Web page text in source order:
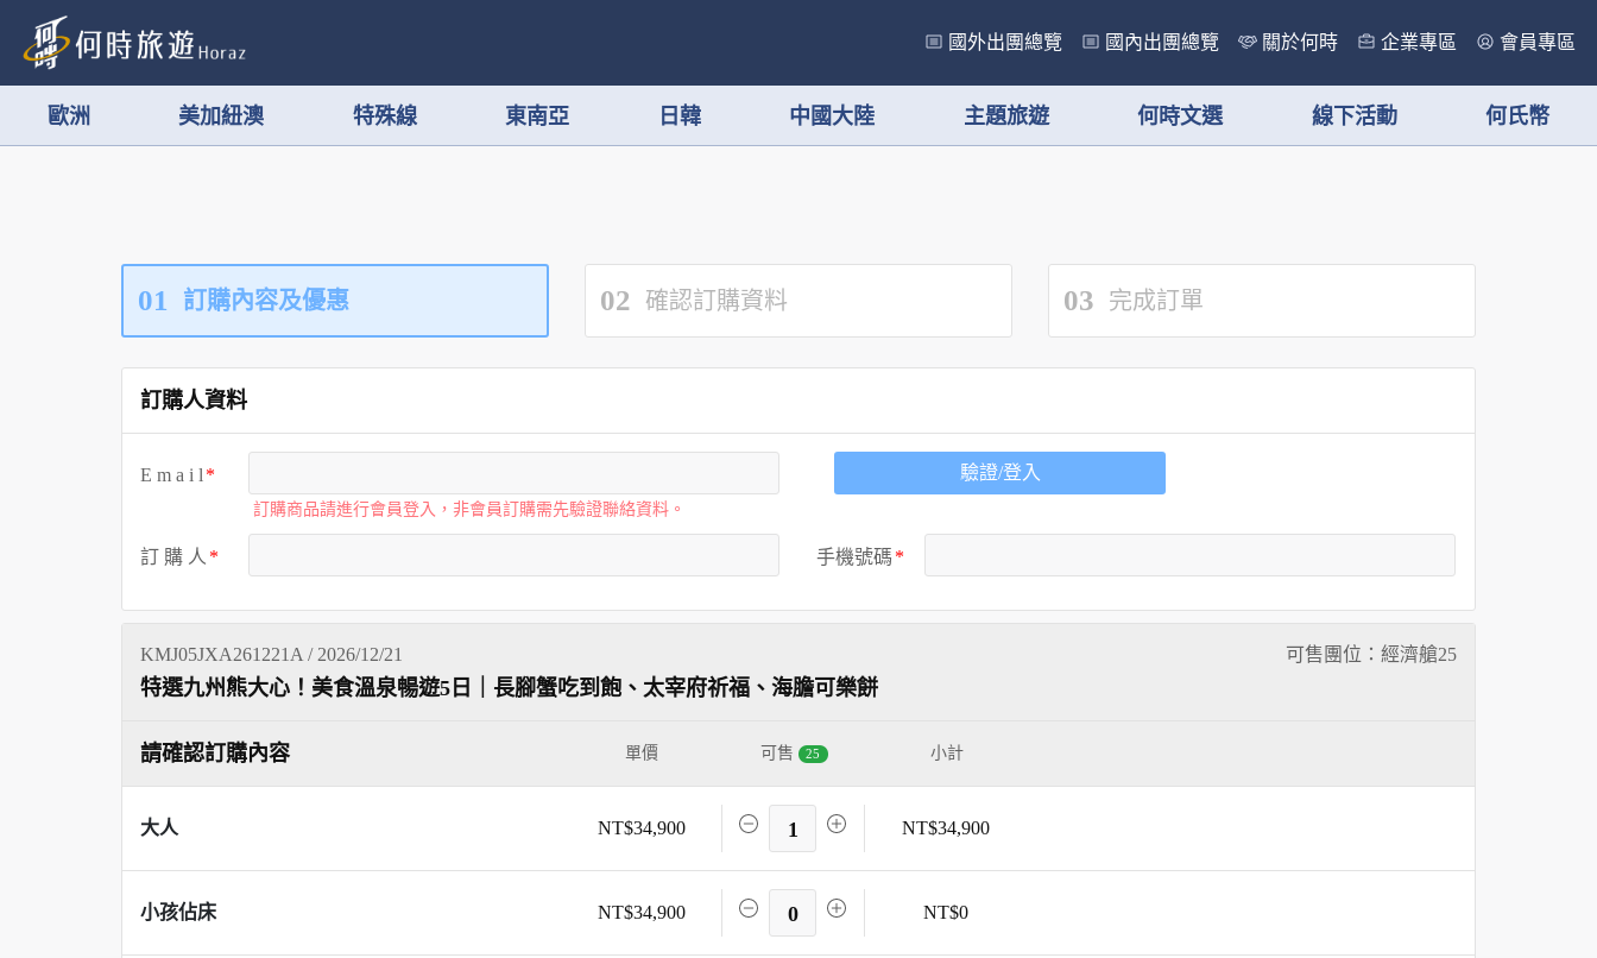
國外出團總覽 國內出團總覽 關於何時 企業專區 會員專區
歐洲 美加紐澳 特殊線 東南亞 日韓 中國大陸 主題旅遊 何時文選 線下活動 何氏幣
01 訂購內容及優惠 02 確認訂購資料 03 完成訂單
訂購人資料
E m a i l
訂購商品請進行會員登入，非會員訂購需先驗證聯絡資料。
驗證/登入
訂 購 人 手機號碼
KMJ05JXA261221A / 2026/12/21 可售團位：經濟艙25
特選九州熊大心！美食溫泉暢遊5日｜長腳蟹吃到飽、太宰府祈福、海膽可樂餅
請確認訂購內容 單價 可售 25 小計
大人 NT$34,900 1 NT$34,900
小孩佔床 NT$34,900 0 NT$0